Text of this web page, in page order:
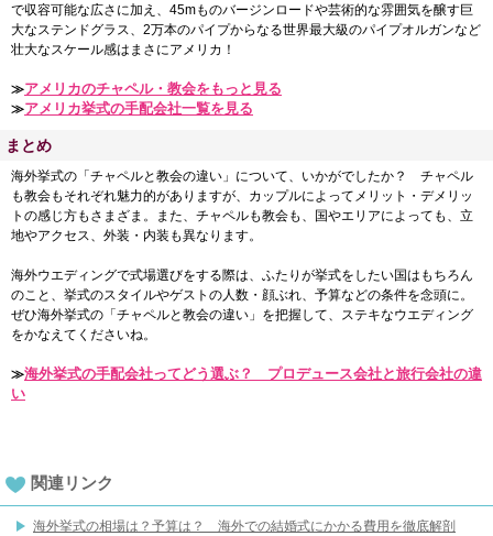
で収容可能な広さに加え、45mものバージンロードや芸術的な雰囲気を醸す巨
大なステンドグラス、2万本のパイプからなる世界最大級のパイプオルガンなど
壮大なスケール感はまさにアメリカ！
≫アメリカのチャペル・教会をもっと見る
≫アメリカ挙式の手配会社一覧を見る
まとめ
海外挙式の「チャペルと教会の違い」について、いかがでしたか？ チャペル
も教会もそれぞれ魅力的がありますが、カップルによってメリット・デメリッ
トの感じ方もさまざま。また、チャペルも教会も、国やエリアによっても、立
地やアクセス、外装・内装も異なります。
海外ウエディングで式場選びをする際は、ふたりが挙式をしたい国はもちろん
のこと、挙式のスタイルやゲストの人数・顔ぶれ、予算などの条件を念頭に。
ぜひ海外挙式の「チャペルと教会の違い」を把握して、ステキなウエディング
をかなえてくださいね。
≫海外挙式の手配会社ってどう選ぶ？ プロデュース会社と旅行会社の違
い
関連リンク
海外挙式の相場は？予算は？ 海外での結婚式にかかる費用を徹底解剖